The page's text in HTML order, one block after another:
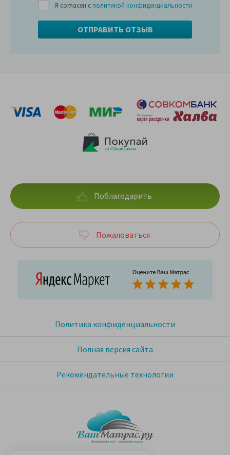
Я согласен с политикой конфиденциальности
Политика конфиденциальности
Полная версия сайта
Рекомендательные технологии
Поблагодарить
Пожаловаться